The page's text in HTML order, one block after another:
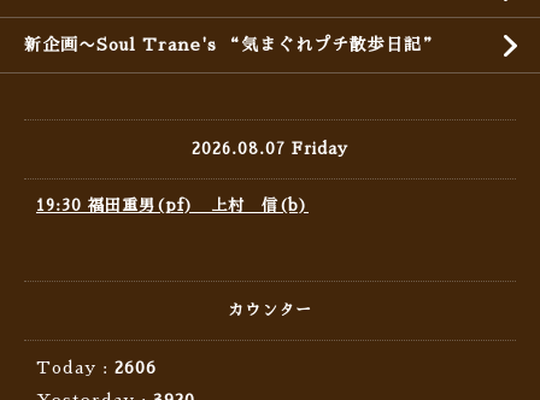
新企画〜Soul Trane's “気まぐれプチ散歩日記”
2026.08.07 Friday
19:30 福田重男(pf) 上村 信(b)
カウンター
Today : 2606